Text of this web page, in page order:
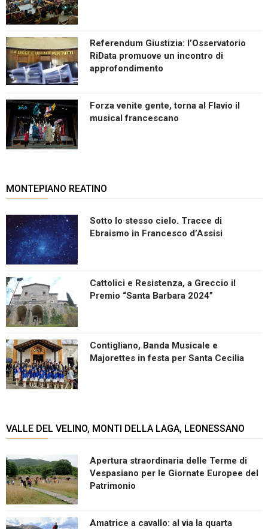
Referendum Giustizia: l’Osservatorio
RiData promuove un incontro di
approfondimento
Forza venite gente, torna al Flavio il
musical francescano
MONTEPIANO REATINO
Sotto lo stesso cielo. Tracce di
Ebraismo in Francesco d’Assisi
Cattolici e Resistenza, a Greccio il
Premio “Santa Barbara 2024”
Contigliano, Banda Musicale e
Majorettes in festa per Santa Cecilia
VALLE DEL VELINO, MONTI DELLA LAGA, LEONESSANO
Apertura straordinaria delle Terme di
Vespasiano per le Giornate Europee del
Patrimonio
Amatrice a cavallo: al via la quarta